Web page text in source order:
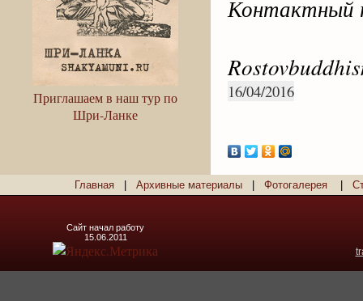
Приглашаем в наш тур по
Шри-Ланке
Контактный
16/04/2016
Главная Архивные материалы Фотогалерея
Сайт начал работу
15.06.2011